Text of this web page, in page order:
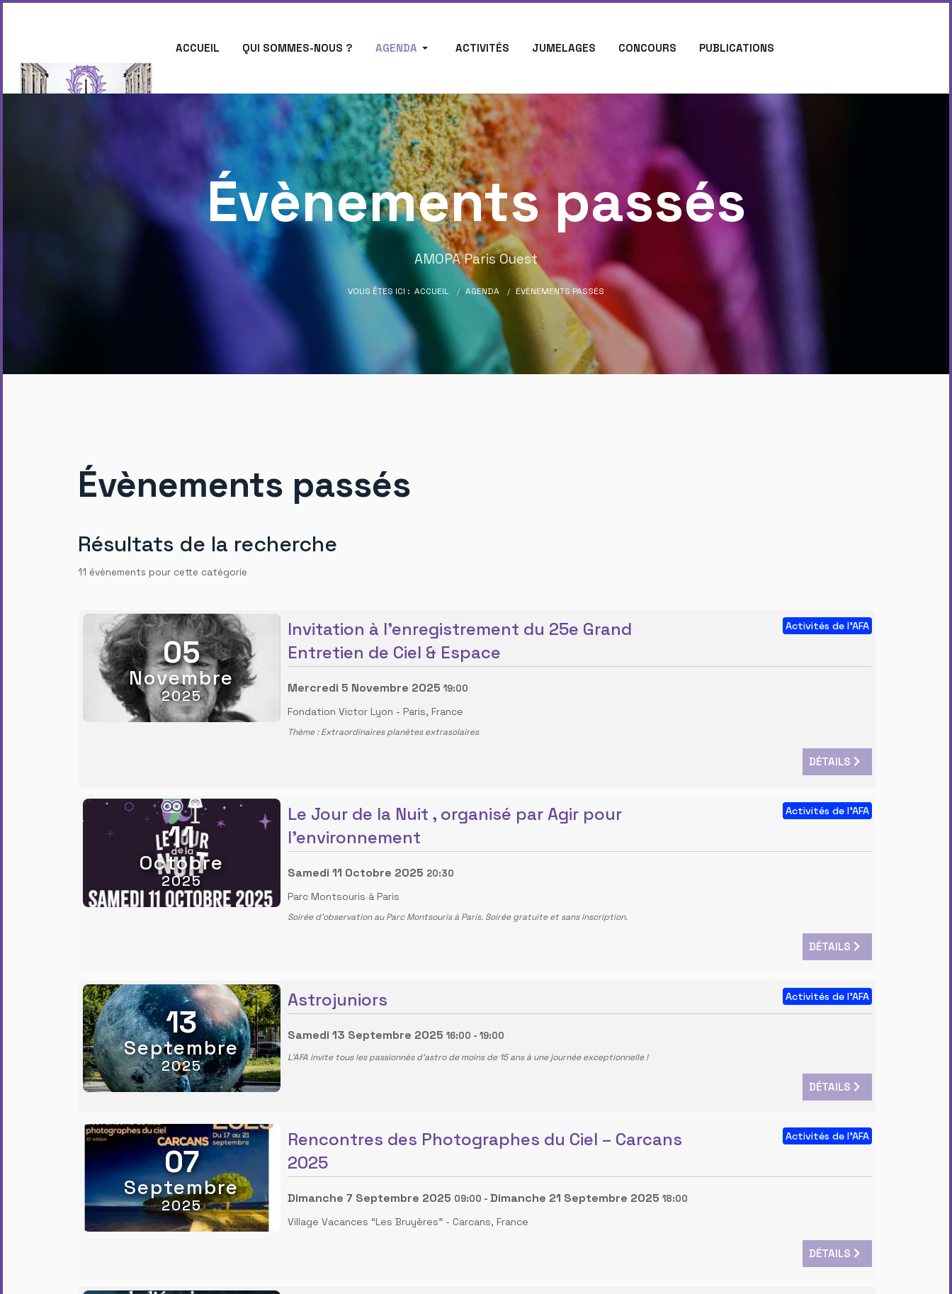
ACCUEIL QUI SOMMES-NOUS ? AGENDA ACTIVITÉS JUMELAGES CONCOURS PUBLICATIONS
Évènements passés
AMOPA Paris Ouest
VOUS ÊTES ICI : ACCUEIL AGENDA ÉVÈNEMENTS PASSÉS
Évènements passés
Résultats de la recherche
11 évènements pour cette catégorie
05
Novembre
2025
Invitation à l'enregistrement du 25e Grand
Entretien de Ciel & Espace
Activités de l'AFA
Mercredi 5 Novembre 2025 19:00
Fondation Victor Lyon - Paris, France
Thème : Extraordinaires planètes extrasolaires
DÉTAILS
11
Octobre
2025
Le Jour de la Nuit , organisé par Agir pour
l'environnement
Activités de l'AFA
Samedi 11 Octobre 2025 20:30
Parc Montsouris à Paris
Soirée d'observation au Parc Montsouris à Paris. Soirée gratuite et sans inscription.
DÉTAILS
13
Septembre
2025
Astrojuniors Activités de l'AFA
Samedi 13 Septembre 2025 16:00 - 19:00
L'AFA invite tous les passionnés d'astro de moins de 15 ans à une journée exceptionnelle !
DÉTAILS
07
Septembre
2025
Rencontres des Photographes du Ciel – Carcans
2025
Activités de l'AFA
Dimanche 7 Septembre 2025 09:00 - Dimanche 21 Septembre 2025 18:00
Village Vacances “Les Bruyères” - Carcans, France
DÉTAILS